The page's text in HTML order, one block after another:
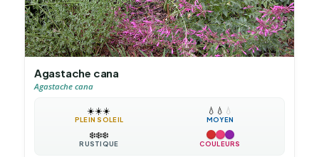
Agastache cana
Agastache cana
☀️☀️☀️
PLEIN SOLEIL
💧 💧 💧
MOYEN
❄️❄️❄️
RUSTIQUE COULEURS